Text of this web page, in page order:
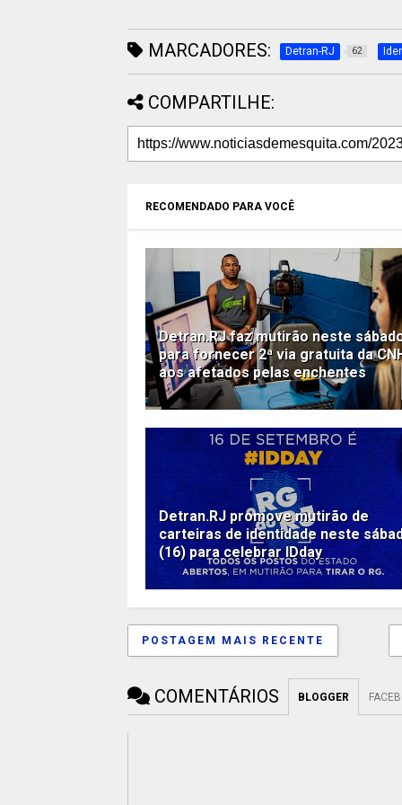
MARCADORES: Detran-RJ 62
COMPARTILHE:
RECOMENDADO PARA VOCÊ
Detran.RJ faz mutirão neste
para fornecer 2ª via gratuita da
aos afetados pelas enchentes
Detran.RJ promove mutirão de
carteiras de identidade neste
(16) para celebrar IDday
POSTAGEM MAIS RECENTE
COMENTÁRIOS BLOGGER